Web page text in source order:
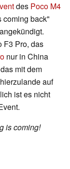
des Poco M4
coming back"
F3 Pro, das
nur in China
mit dem
auf
ist es nicht
is coming!